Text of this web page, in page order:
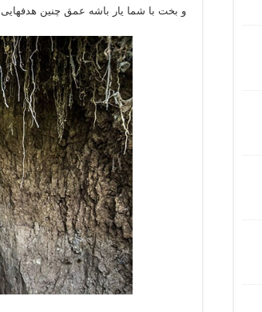
و بخت با شما یار باشه عمق چنین